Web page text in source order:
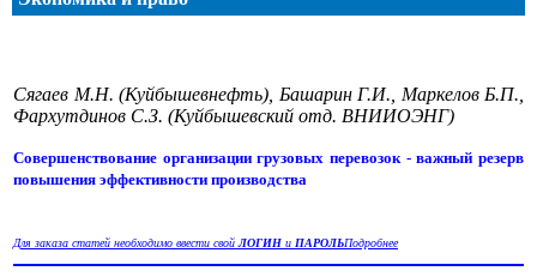
Сягаев М.Н. (Куйбышевнефть), Башарин Г.И., Маркелов Б.П.,
Фархутдинов С.З. (Куйбышевский отд. ВНИИОЭНГ)
Совершенствование организации грузовых перевозок - важный резерв
повышения эффективности производства
Для заказа статей необходимо ввести свойЛОГИН и ПАРОЛЬПодробнее